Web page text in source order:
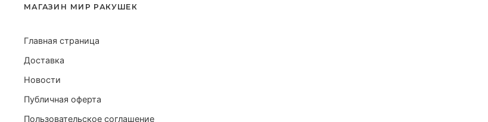
МАГАЗИН МИР РАКУШЕК
Главная страница
Доставка
Новости
Публичная оферта
Пользовательское соглашение